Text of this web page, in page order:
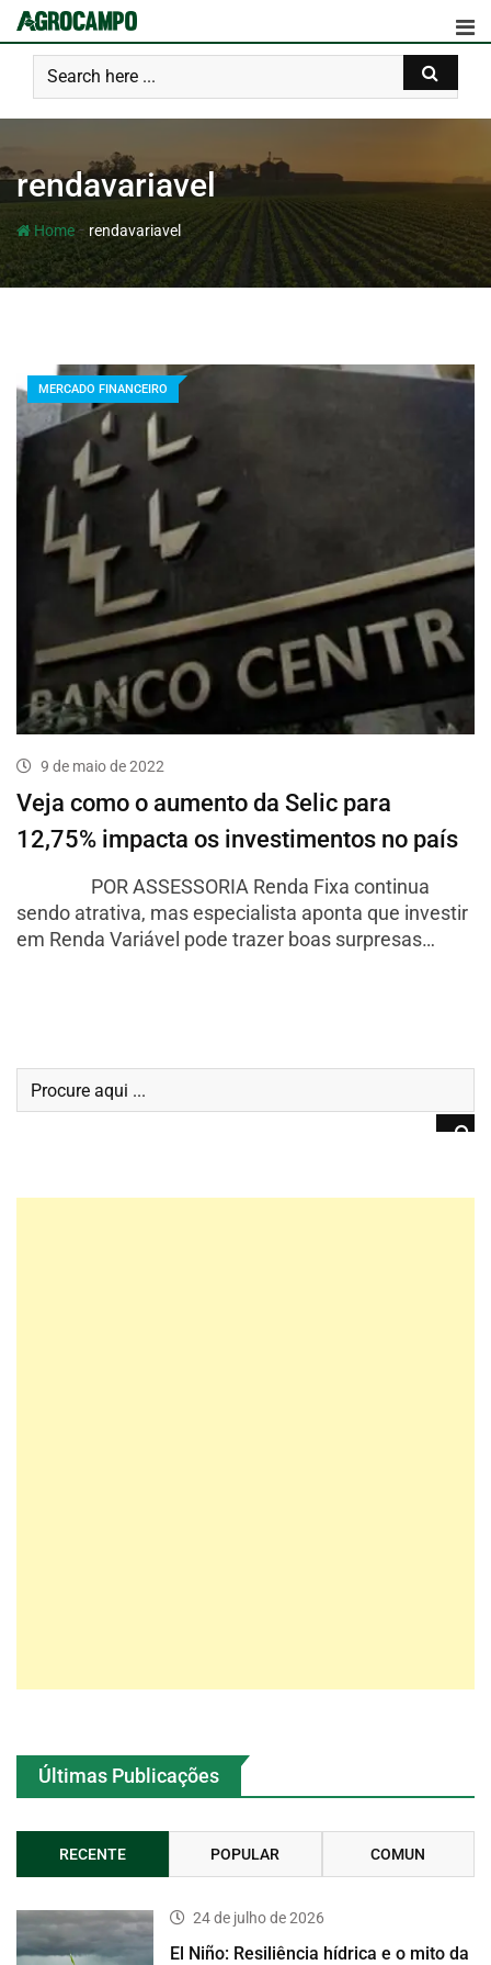
rendavariavel
Home- rendavariavel
MERCADO FINANCEIRO
9 de maio de 2022
Veja como o aumento da Selic para
12,75% impacta os investimentos no país
POR ASSESSORIA Renda Fixa continua
sendo atrativa, mas especialista aponta que investir
em Renda Variável pode trazer boas surpresas…
Últimas Publicações
RECENTE POPULAR COMUN
24 de julho de 2026
El Niño: Resiliência hídrica e o mito da